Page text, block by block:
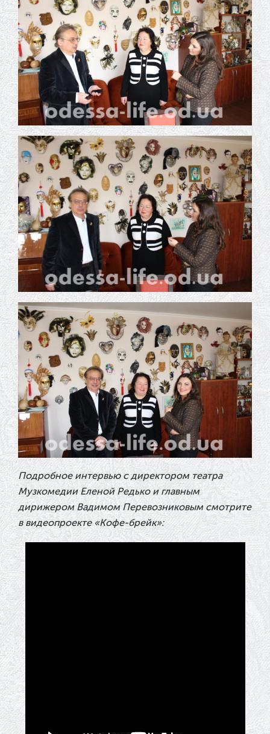
Подробное интервью с директором театра
Музкомедии Еленой Редько и главным
дирижером Вадимом Перевозниковым смотрите
в видеопроекте «Кофе-брейк»: